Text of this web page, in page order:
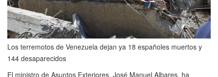
Los terremotos de Venezuela dejan ya 18 españoles muertos y
144 desaparecidos
El ministro de Asuntos Exteriores, José Manuel Albares, ha